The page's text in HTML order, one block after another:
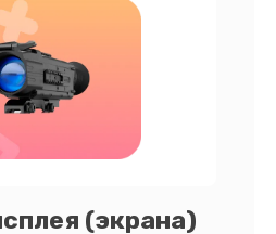
(экрана)